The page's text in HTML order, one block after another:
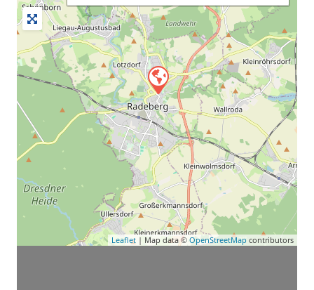
Leaflet | Map data © OpenStreetMap contributors